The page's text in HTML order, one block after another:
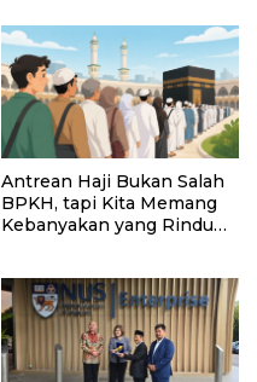
Antrean Haji Bukan Salah
BPKH, tapi Kita Memang
Kebanyakan yang Rindu